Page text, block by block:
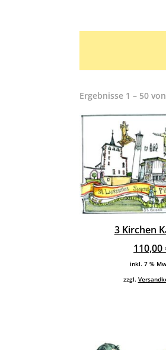
Ergebnisse 1 – 50
3 Kirchen
110,00
inkl. 7 %
zzgl.